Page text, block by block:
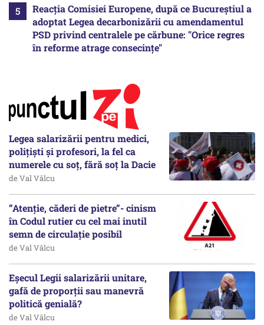
Reacția Comisiei Europene, după ce Bucureștiul a
adoptat Legea decarbonizării cu amendamentul
PSD privind centralele pe cărbune: "Orice regres
în reforme atrage consecințe"
Legea salarizării pentru medici,
polițiști și profesori, la fel ca
numerele cu soț, fără soț la Dacie
de Val Vâlcu
”Atenție, căderi de pietre”- cinism
în Codul rutier cu cel mai inutil
semn de circulație posibil
de Val Vâlcu
Eșecul Legii salarizării unitare,
gafă de proporții sau manevră
politică genială?
de Val Vâlcu